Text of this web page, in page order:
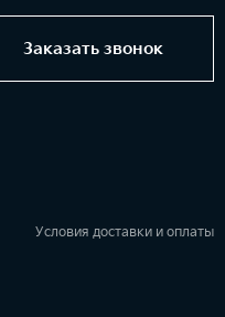
Заказать звонок
Условия доставки и оплаты